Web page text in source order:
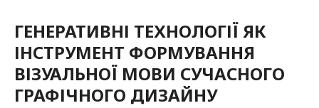
ГЕНЕРАТИВНІ ТЕХНОЛОГІЇ ЯК
ІНСТРУМЕНТ ФОРМУВАННЯ
ВІЗУАЛЬНОЇ МОВИ СУЧАСНОГО
ГРАФІЧНОГО ДИЗАЙНУ